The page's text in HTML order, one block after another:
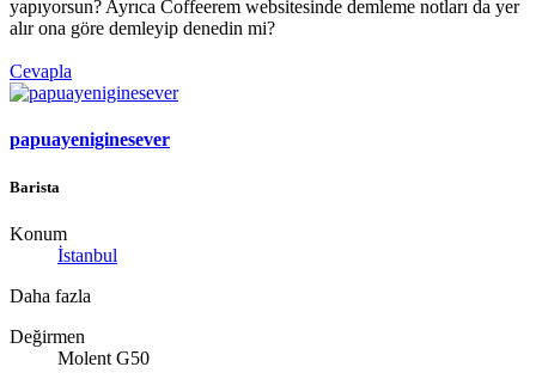
yapıyorsun? Ayrıca Coffeerem websitesinde demleme notları da yer
alır ona göre demleyip denedin mi?
Cevapla
papuayeniginesever
Barista
Konum
İstanbul
Daha fazla
Değirmen
Molent G50